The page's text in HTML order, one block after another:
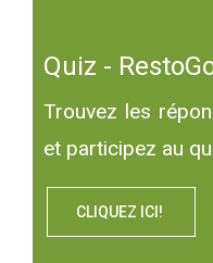
Quiz -
Trouvez les
et participez au
CLIQUEZ ICI!